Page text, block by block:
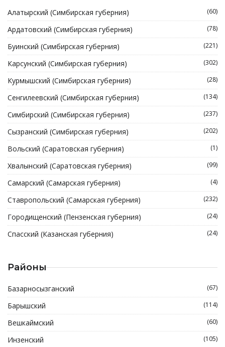
Алатырский (Симбирская губерния) (60)
Ардатовский (Симбирская губерния) (78)
Буинский (Симбирская губерния) (221)
Карсунский (Симбирская губерния) (302)
Курмышский (Симбирская губерния) (28)
Сенгилеевский (Симбирская губерния) (134)
Симбирский (Симбирская губерния) (237)
Сызранский (Симбирская губерния) (202)
Вольский (Саратовская губерния) (1)
Хвалынский (Саратовская губерния) (99)
Самарский (Самарская губерния) (4)
Ставропольский (Самарская губерния) (232)
Городищенский (Пензенская губерния) (24)
Спасский (Казанская губерния) (24)
Районы
Базарносызганский (67)
Барышский (114)
Вешкаймский (60)
Инзенский (105)